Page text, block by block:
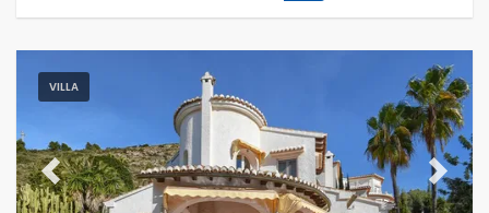
VILLA
Previous Next